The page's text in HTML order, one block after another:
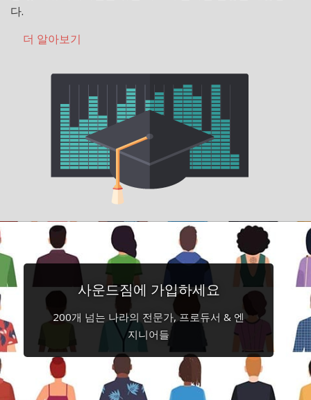
다.
더 알아보기
사운드짐에 가입하세요
200개 넘는 나라의 전문가, 프로듀서 & 엔
지니어들